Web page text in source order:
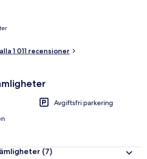
1 011 recensioner
Avgiftsfri parkering
(7)